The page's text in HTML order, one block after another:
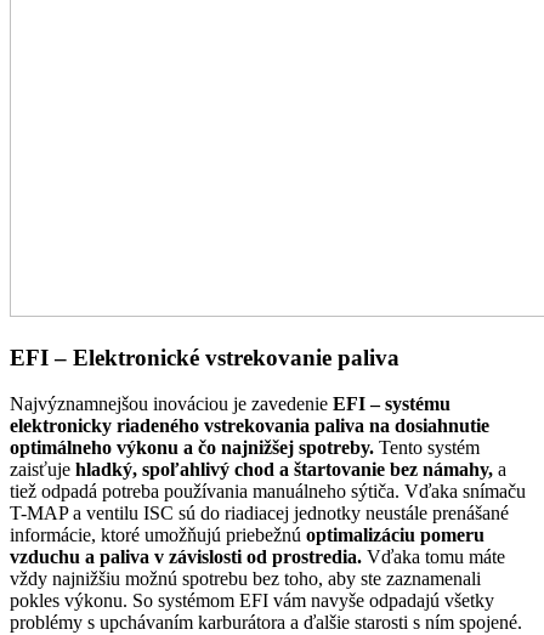
EFI – Elektronické vstrekovanie paliva
Najvýznamnejšou inováciou je zavedenie EFI –systému
elektronicky riadeného vstrekovania paliva na dosiahnutie
optimálneho výkonu a čo najnižšej spotreby. Tento systém
zaisťuje hladký, spoľahlivý chod a štartovanie bez námahy, a
tiež odpadá potreba používania manuálneho sýtiča. Vďaka snímaču
T-MAP a ventilu ISC sú do riadiacej jednotky neustále prenášané
informácie, ktoré umožňujú priebežnú optimalizáciu pomeru
vzduchu a paliva v závislosti od prostredia. Vďaka tomu máte
vždy najnižšiu možnú spotrebu bez toho, aby ste zaznamenali
pokles výkonu. So systémom EFI vám navyše odpadajú všetky
problémy s upchávaním karburátora a ďalšie starosti s ním spojené.